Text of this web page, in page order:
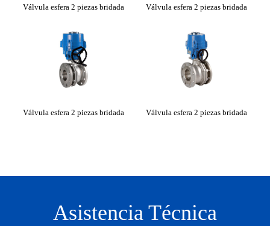
Válvula esfera 2 piezas bridada Válvula esfera 2 piezas bridada
Válvula esfera 2 piezas bridada Válvula esfera 2 piezas bridada
Asistencia Técnica